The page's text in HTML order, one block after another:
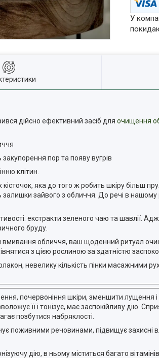
У
дійсно ефективний засіб для очищення
пор та появу вугрів
клітин.
яка до того ж робить шкіру більш
зайвого з обличчя. До речі в нашому
екстракти зеленого чаю та шавлії.
бруду.
обличчя, ваш щоденний ритуал
з цією рослиною за здатністю
невелику кількість пінки масажними
почервоніння шкіри, зменшити лущення і
її і тонізує, має заспокійливу дію.
позбутися набряклості.
поживними речовинами, підвищує захисні
дію, в ньому міститься багато